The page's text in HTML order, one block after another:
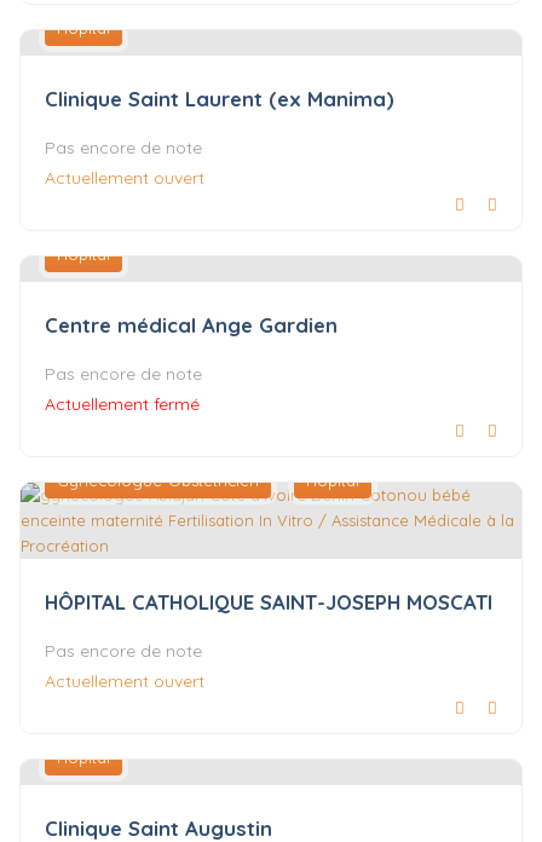
Hôpital
Clinique Saint Laurent (ex Manima)
Pas encore de note
Actuellement ouvert
Hôpital
Centre médical Ange Gardien
Pas encore de note
Actuellement fermé
Gynécologue-Obstétricien Hôpital
HÔPITAL CATHOLIQUE SAINT-JOSEPH MOSCATI
Pas encore de note
Actuellement ouvert
Hôpital
Clinique Saint Augustin